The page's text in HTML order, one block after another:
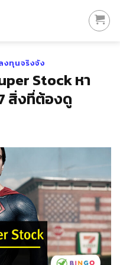
งทุนจริงจัง
Stock หา
สิ่งที่ต้องดู